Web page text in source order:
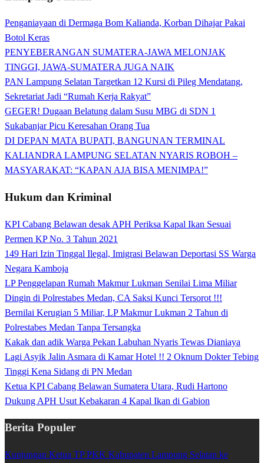
Penganiayaan di Dermaga Bom Kalianda, Korban Dihajar Pakai
Botol Keras
PENYEBERANGAN SUMATERA-JAWA MELONJAK
TINGGI, JAWA-SUMATERA JUGA NAIK
PAN Lampung Selatan Targetkan 12 Kursi di Pileg Mendatang,
Sekretariat Jadi “Rumah Kerja Rakyat”
GEGER! Dugaan Belatung dalam Susu MBG di SDN 1
Sukabanjar Picu Keresahan Orang Tua
DI DEPAN MATA BUPATI, BANGUNAN TERMINAL
KALIANDRA LAMPUNG SELATAN NYARIS ROBOH –
MASYARAKAT: “KAPAN AJA BISA MENIMPA!”
Hukum dan Kriminal
KPI Cabang Belawan desak APH Periksa Kapal Ikan Sesuai
Permen KP No. 3 Tahun 2021
149 Hari Izin Tinggal Ilegal, Imigrasi Belawan Deportasi SS Warga
Negara Kamboja
LP Penggelapan Rumah Makmur Lukman Senilai Lima Miliar
Dingin di Polrestabes Medan, CA Saksi Kunci Tersorot !!!
Bernilai Kerugian 5 Miliar, LP Makmur Lukman 2 Tahun di
Polrestabes Medan Tanpa Tersangka
Kakak dan adik Warga Pekan Labuhan Nyaris Tewas Dianiaya
Lagi Asyik Jalin Asmara di Kamar Hotel !! 2 Oknum Dokter Tebing
Tinggi Kena Sidang di PN Medan
Ketua KPI Cabang Belawan Sumatera Utara, Rudi Hartono
Dukung APH Usut Kebakaran 4 Kapal Ikan di Gabion
Berita Populer
Kunjungan Ketua TP PKK Kabupaten Lampung Selatan ke